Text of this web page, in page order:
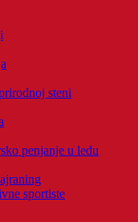
steni
penjanje u ledu
sportiste